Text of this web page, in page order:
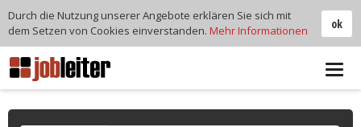
ok
Durch die Nutzung unserer Angebote erklären Sie sich mit
dem Setzen von Cookies einverstanden. Mehr Informationen